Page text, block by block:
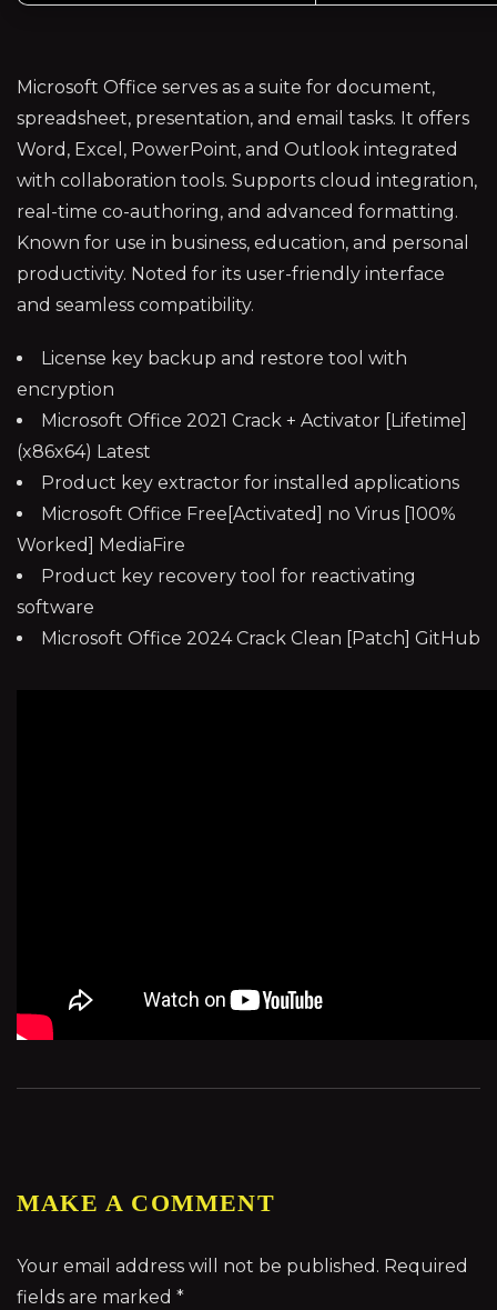
Microsoft Office serves as a suite for document,
spreadsheet, presentation, and email tasks. It offers
Word, Excel, PowerPoint, and Outlook integrated
with collaboration tools. Supports cloud integration,
real-time co-authoring, and advanced formatting.
Known for use in business, education, and personal
productivity. Noted for its user-friendly interface
and seamless compatibility.
License key backup and restore tool with
encryption
Microsoft Office 2021 Crack + Activator [Lifetime]
(x86x64) Latest
Product key extractor for installed applications
Microsoft Office Free[Activated] no Virus [100%
Worked] MediaFire
Product key recovery tool for reactivating
software
Microsoft Office 2024 Crack Clean [Patch] GitHub
MAKE A COMMENT
Your email address will not be published. Required
fields are marked *